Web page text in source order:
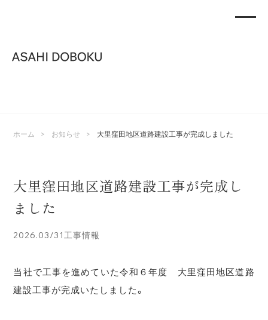
ホーム > お知らせ > 大里窪田地区道路建設工事が完成しました
大里窪田地区道路建設工事が完成し
ました
2026.03/31工事情報
当社で工事を進めていた令和６年度 大里窪田地区道路
建設工事が完成いたしました。